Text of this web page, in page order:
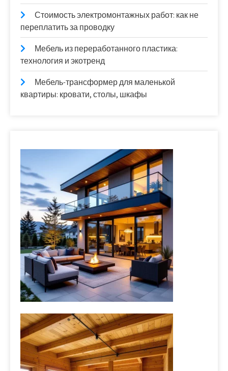
Стоимость электромонтажных работ: как не
переплатить за проводку
Мебель из переработанного пластика:
технология и экотренд
Мебель-трансформер для маленькой
квартиры: кровати, столы, шкафы